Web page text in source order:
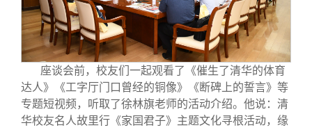
校友视界
理事会名单
制度法规
联系我们
座谈会前，校友们一起观看了《催生了清华的体育
达人》《工字厅门口曾经的铜像》《断碑上的誓言》等
专题短视频，听取了徐林旗老师的活动介绍。他说：清
华校友名人故里行《家国君子》主题文化寻根活动，缘